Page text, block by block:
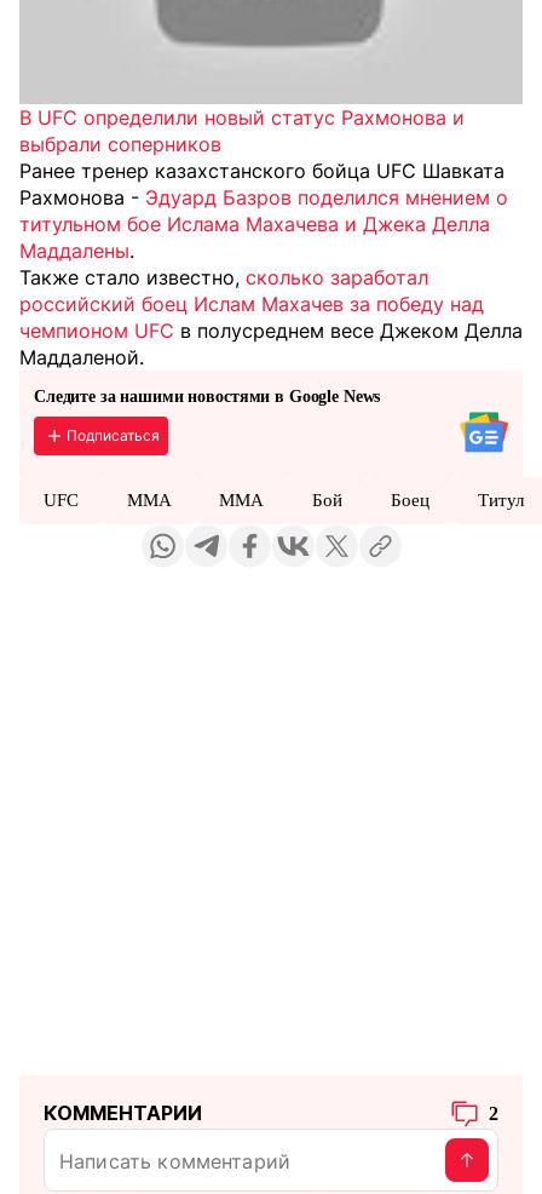
В UFC определили новый статус Рахмонова и
выбрали соперников
Ранее тренер казахстанского бойца UFC Шавката
Рахмонова - Эдуард Базров поделился мнением о
титульном бое Ислама Махачева и Джека Делла
Маддалены.
Также стало известно, сколько заработал
российский боец Ислам Махачев за победу над
чемпионом UFC в полусреднем весе Джеком Делла
Маддаленой.
Следите за нашими новостями в Google News
Подписаться
UFC MMA ММА Бой Боец Титул
КОММЕНТАРИИ 2